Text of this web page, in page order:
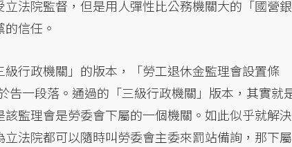
法院監督，但是用人彈性比公務機關大的「國營銀
信任。
行政機關」的版本，「勞工退休金監理會設置條
告一段落。通過的「三級行政機關」版本，其實就
監理會是勞委會下屬的一個機關。如此似乎就解決
法院都可以隨時叫勞委會主委來罰站備詢，那下屬